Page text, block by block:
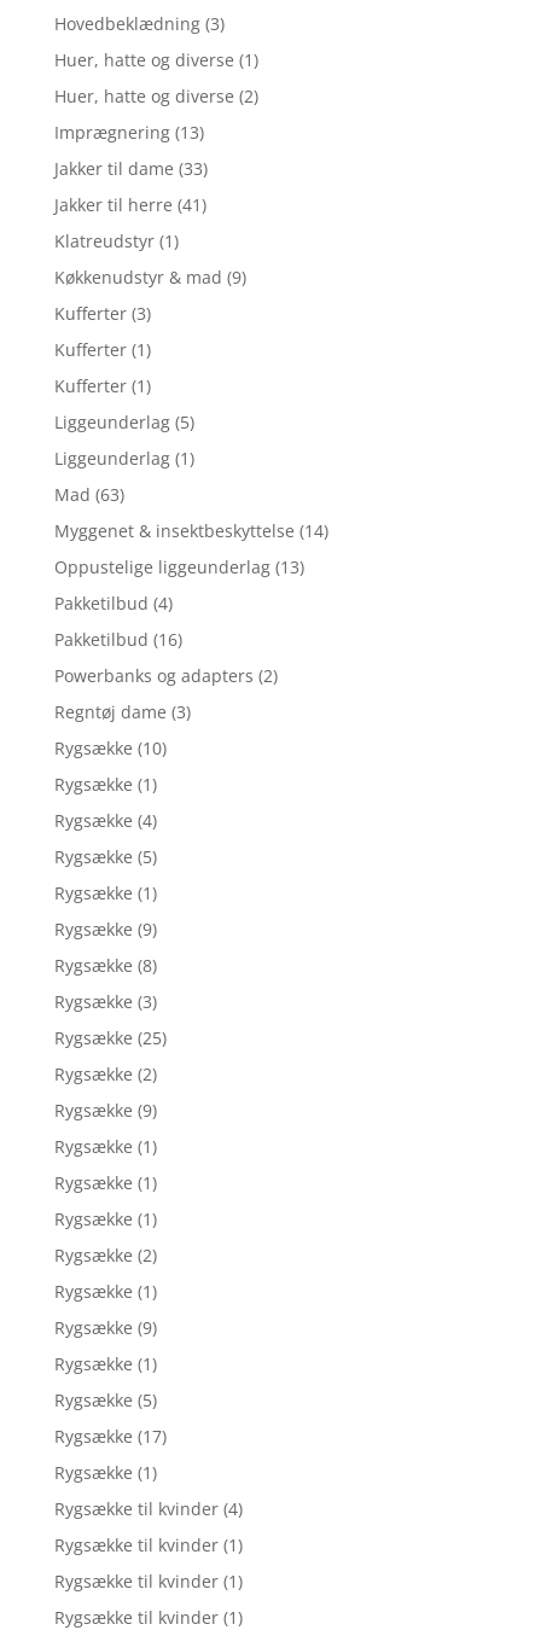
Hovedbeklædning (3)
Huer, hatte og diverse (1)
Huer, hatte og diverse (2)
Imprægnering (13)
Jakker til dame (33)
Jakker til herre (41)
Klatreudstyr (1)
Køkkenudstyr & mad (9)
Kufferter (3)
Kufferter (1)
Kufferter (1)
Liggeunderlag (5)
Liggeunderlag (1)
Mad (63)
Myggenet & insektbeskyttelse (14)
Oppustelige liggeunderlag (13)
Pakketilbud (4)
Pakketilbud (16)
Powerbanks og adapters (2)
Regntøj dame (3)
Rygsække (10)
Rygsække (1)
Rygsække (4)
Rygsække (5)
Rygsække (1)
Rygsække (9)
Rygsække (8)
Rygsække (3)
Rygsække (25)
Rygsække (2)
Rygsække (9)
Rygsække (1)
Rygsække (1)
Rygsække (1)
Rygsække (2)
Rygsække (1)
Rygsække (9)
Rygsække (1)
Rygsække (5)
Rygsække (17)
Rygsække (1)
Rygsække til kvinder (4)
Rygsække til kvinder (1)
Rygsække til kvinder (1)
Rygsække til kvinder (1)